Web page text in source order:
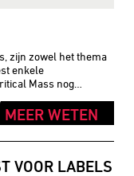
zijn zowel het thema
enkele
Mass nog…
MEER WETEN
VOOR LABELS